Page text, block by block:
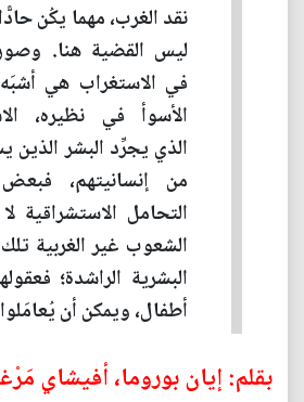
نقد الغرب، مهما يكُن
ليس القضية هنا.
في الاستغراب هي
الأسوأ في نظيره،
الذي يجرِّد البشر الذين
من إنسانيتهم،
التحامل الاستشراقية
الشعوب غير الغربية تلك
البشرية الراشدة؛
أطفال، ويمكن أن
بقلم: إيان بوروما، أفيشاي